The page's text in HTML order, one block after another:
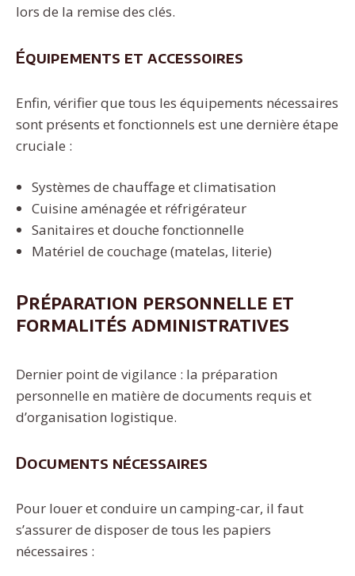
lors de la remise des clés.
Équipements et accessoires
Enfin, vérifier que tous les équipements nécessaires
sont présents et fonctionnels est une dernière étape
cruciale :
Systèmes de chauffage et climatisation
Cuisine aménagée et réfrigérateur
Sanitaires et douche fonctionnelle
Matériel de couchage (matelas, literie)
Préparation personnelle et
formalités administratives
Dernier point de vigilance : la préparation
personnelle en matière de documents requis et
d’organisation logistique.
Documents nécessaires
Pour louer et conduire un camping-car, il faut
s’assurer de disposer de tous les papiers
nécessaires :